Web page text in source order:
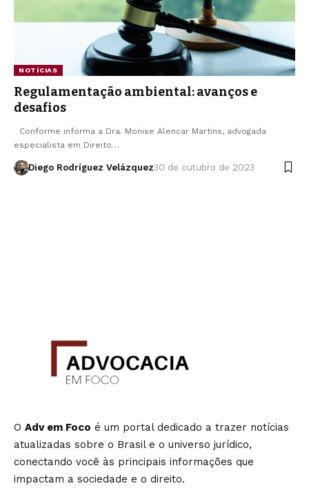
NOTÍCIAS
Regulamentação ambiental: avanços e
desafios
Conforme informa a Dra. Monise Alencar Martins, advogada
especialista em Direito…
Diego Rodríguez Velázquez30 de outubro de 2023
O Adv em Foco é um portal dedicado a trazer notícias
atualizadas sobre o Brasil e o universo jurídico,
conectando você às principais informações que
impactam a sociedade e o direito.